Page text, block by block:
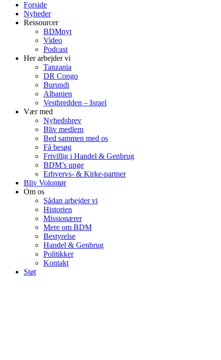
Forside
Nyheder
Ressourcer
BDMnyt
Video
Podcast
Her arbejder vi
Tanzania
DR Congo
Burundi
Albanien
Vestbredden – Israel
Vær med
Nyhedsbrev
Bliv medlem
Bed sammen med os
Få besøg
Frivillig i Handel & Genbrug
BDM’s unge
Erhvervs- & Kirke-partner
Bliv Volontør
Om os
Sådan arbejder vi
Historien
Missionærer
Mere om BDM
Bestyrelse
Handel & Genbrug
Politikker
Kontakt
Støt